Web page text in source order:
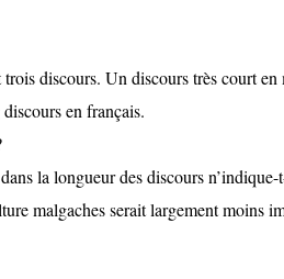
discours. Un discours très court en
en français.
la longueur des discours n’indique-
malgaches serait largement moins